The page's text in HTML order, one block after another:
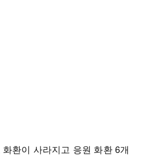
환이 사라지고 응원 화환 6개